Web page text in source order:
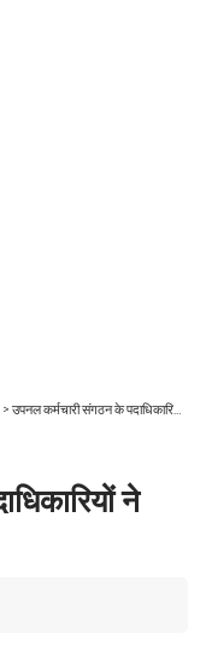
> उपनल कर्मचारी संगठन के पदाधिकारियों ने मुख्यमंत्री से की भेंट
ने